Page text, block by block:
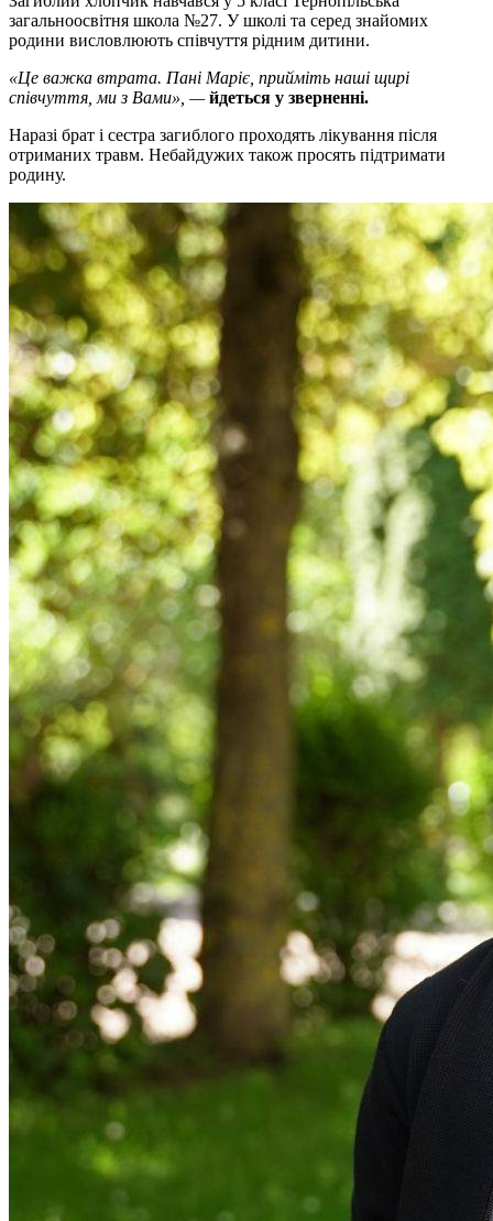
загальноосвітня школа №27. У школі та серед знайомих
родини висловлюють співчуття рідним дитини.
«Це важка втрата. Пані Маріє, прийміть наші щирі
співчуття, ми з Вами», —йдеться у зверненні.
Наразі брат і сестра загиблого проходять лікування після
отриманих травм. Небайдужих також просять підтримати
родину.